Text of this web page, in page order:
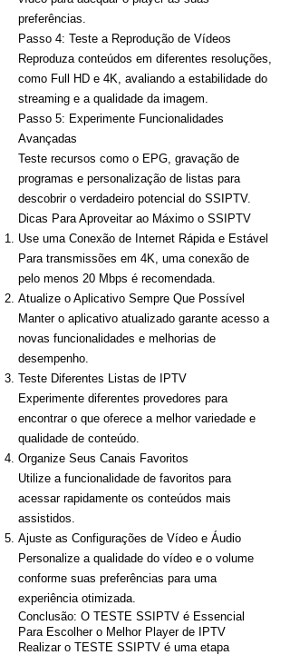
preferências.
Passo 4: Teste a Reprodução de Vídeos
Reproduza conteúdos em diferentes resoluções,
como Full HD e 4K, avaliando a estabilidade do
streaming e a qualidade da imagem.
Passo 5: Experimente Funcionalidades
Avançadas
Teste recursos como o EPG, gravação de
programas e personalização de listas para
descobrir o verdadeiro potencial do SSIPTV.
Dicas Para Aproveitar ao Máximo o SSIPTV
Use uma Conexão de Internet Rápida e Estável
Para transmissões em 4K, uma conexão de
pelo menos 20 Mbps é recomendada.
Atualize o Aplicativo Sempre Que Possível
Manter o aplicativo atualizado garante acesso a
novas funcionalidades e melhorias de
desempenho.
Teste Diferentes Listas de IPTV
Experimente diferentes provedores para
encontrar o que oferece a melhor variedade e
qualidade de conteúdo.
Organize Seus Canais Favoritos
Utilize a funcionalidade de favoritos para
acessar rapidamente os conteúdos mais
assistidos.
Ajuste as Configurações de Vídeo e Áudio
Personalize a qualidade do vídeo e o volume
conforme suas preferências para uma
experiência otimizada.
Conclusão: O TESTE SSIPTV é Essencial
Para Escolher o Melhor Player de IPTV
Realizar o TESTE SSIPTV é uma etapa